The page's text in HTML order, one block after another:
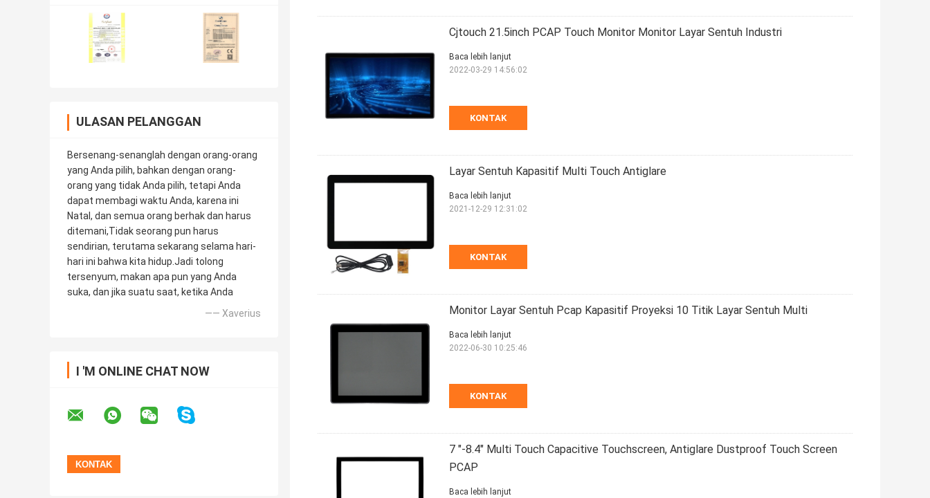
ULASAN PELANGGAN
Bersenang-senanglah dengan orang-orang
yang Anda pilih, bahkan dengan orang-
orang yang tidak Anda pilih, tetapi Anda
dapat membagi waktu Anda, karena ini
Natal, dan semua orang berhak dan harus
ditemani,Tidak seorang pun harus
sendirian, terutama sekarang selama hari-
hari ini bahwa kita hidup.Jadi tolong
tersenyum, makan apa pun yang Anda
suka, dan jika suatu saat, ketika Anda
—— Xaverius
I 'M ONLINE CHAT NOW
Cjtouch 21.5inch PCAP Touch Monitor Monitor Layar Sentuh Industri
KONTAK
Baca lebih lanjut
2022-03-29 14:56:02
Layar Sentuh Kapasitif Multi Touch Antiglare
KONTAK
Baca lebih lanjut
2021-12-29 12:31:02
Monitor Layar Sentuh Pcap Kapasitif Proyeksi 10 Titik Layar Sentuh Multi
KONTAK
Baca lebih lanjut
2022-06-30 10:25:46
7 "-8.4" Multi Touch Capacitive Touchscreen, Antiglare Dustproof Touch Screen
PCAP
Baca lebih lanjut